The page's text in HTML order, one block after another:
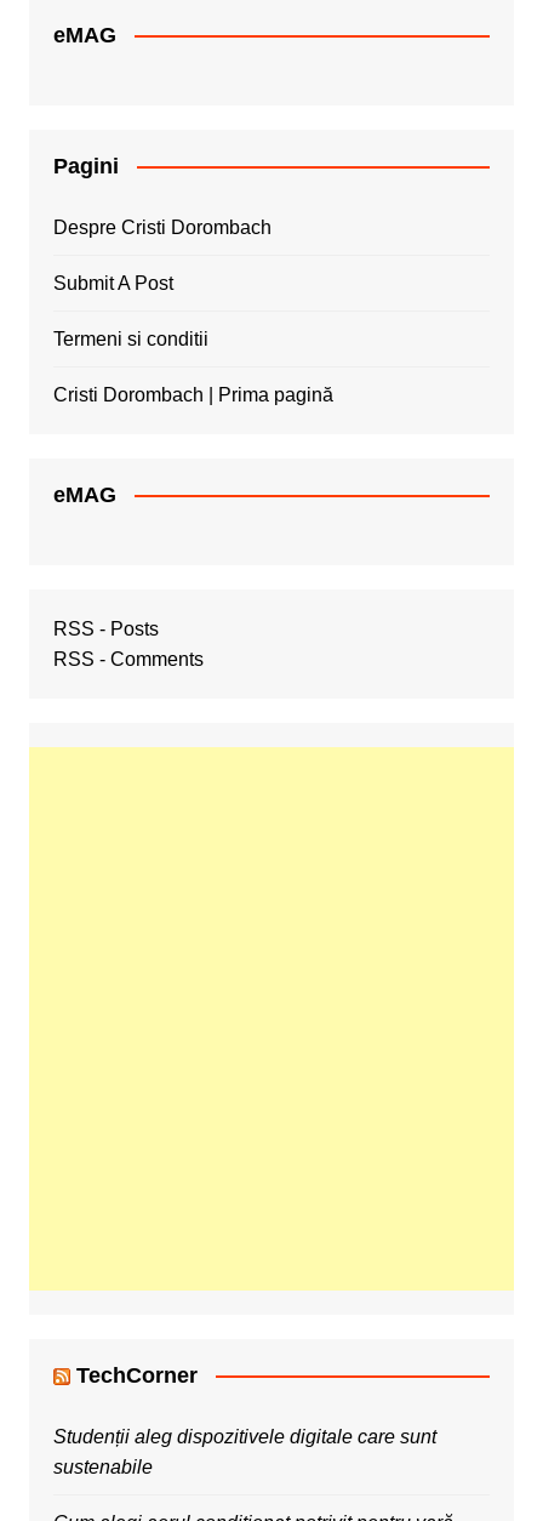
eMAG
Pagini
Despre Cristi Dorombach
Submit A Post
Termeni si conditii
Cristi Dorombach | Prima pagină
eMAG
RSS - Posts
RSS - Comments
TechCorner
Studenții aleg dispozitivele digitale care sunt
sustenabile